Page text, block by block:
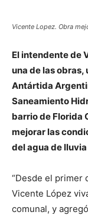
Vicente Lopez. Obra
El intendente de
una de las obras,
Antártida
Saneamiento
barrio de Florida
mejorar las
del agua de
“Desde el primer
Vicente López
comunal, y